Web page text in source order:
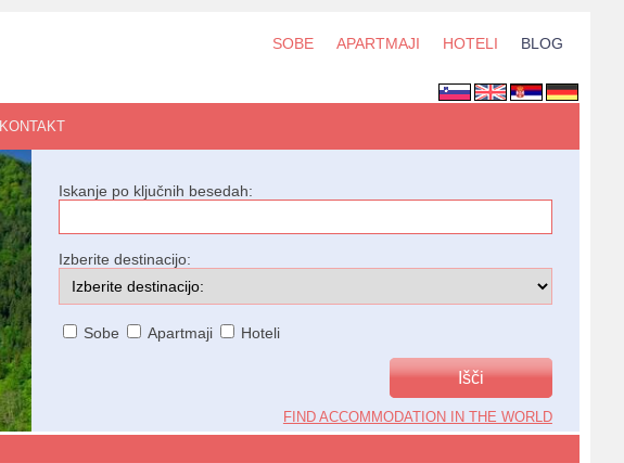
SOBE APARTMAJI HOTELI BLOG
KONTAKT
Iskanje po ključnih besedah:
Izberite destinacijo:
Sobe Apartmaji Hoteli
FIND ACCOMMODATION IN THE WORLD